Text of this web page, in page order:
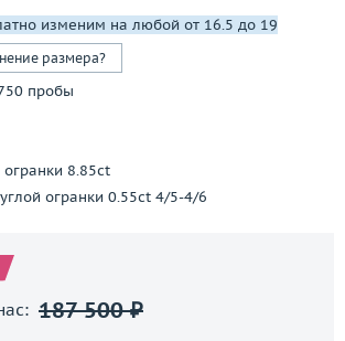
изменим на любой от 16.5 до 19
размера?
пробы
8.85ct
огранки 0.55ct 4/5-4/6
187 500 ₽